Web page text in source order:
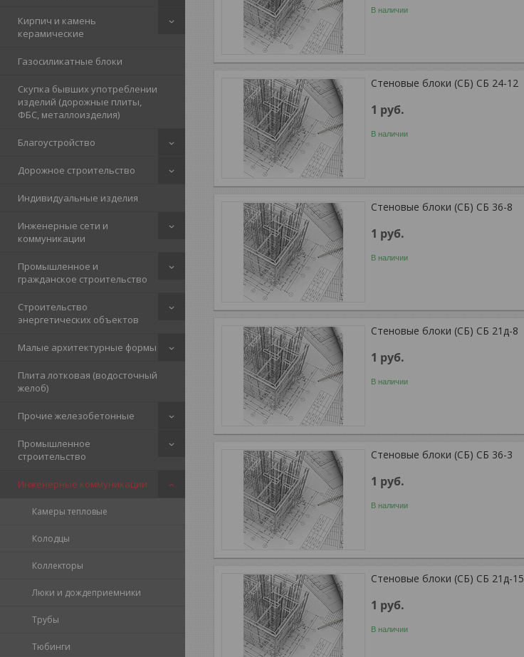
Кирпич и камень
керамические
Газосиликатные блоки
Скупка бывших употреблении
изделий (дорожные плиты,
ФБС, металлоизделия)
Благоустройство
Дорожное строительство
Индивидуальные изделия
Инженерные сети и
коммуникации
Промышленное и
гражданское строительство
Строительство
энергетических объектов
Малые архитектурные формы
Плита лотковая (водосточный
желоб)
Прочие железобетонные
Промышленное
строительство
Инженерные коммуникации
Камеры тепловые
Колодцы
Коллекторы
Люки и дождеприемники
Трубы
Тюбинги
В наличии
Стеновые блоки (СБ) СБ 24-12
1 руб.
В наличии
Стеновые блоки (СБ) СБ 36-8
1 руб.
В наличии
Стеновые блоки (СБ) СБ 21д-8
1 руб.
В наличии
Стеновые блоки (СБ) СБ 36-3
1 руб.
В наличии
Стеновые блоки (СБ) СБ 21д-15
1 руб.
В наличии